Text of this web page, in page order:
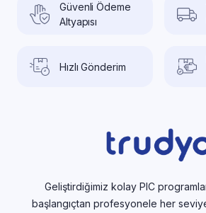
Güvenli Ödeme
Altyapısı
Hızlı Gönderim
Geliştirdiğimiz kolay PIC
başlangıçtan profesyonele her